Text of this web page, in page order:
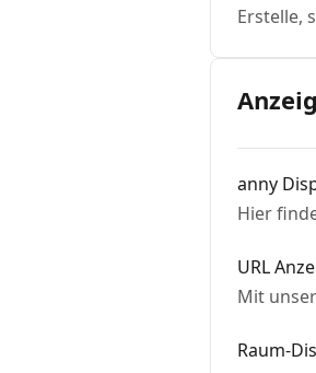
Erstelle,
anny
Hier
URL
Mit
Raum-